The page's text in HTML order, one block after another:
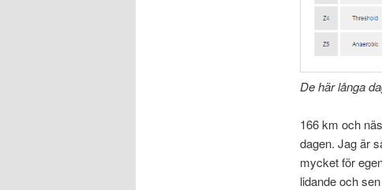
De här långa
166 km och
dagen. Jag är
mycket för
lidande och